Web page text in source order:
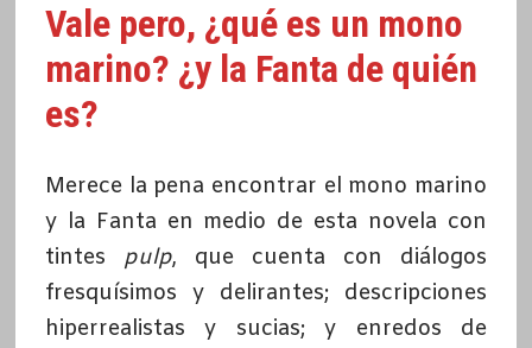
Vale pero, ¿qué es un mono
marino? ¿y la Fanta de quién
es?
Merece la pena encontrar el mono marino
y la Fanta en medio de esta novela con
tintes pulp, que cuenta con diálogos
fresquísimos y delirantes; descripciones
hiperrealistas y sucias; y enredos de